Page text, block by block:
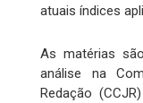
atuais índices
As matérias
análise na
Redação